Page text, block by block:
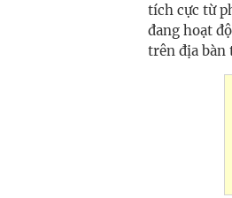
tích cực từ
đang hoạt
trên địa bàn